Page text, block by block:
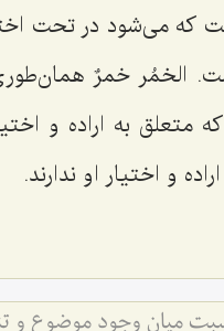
می‌شود در تحت اختیار
الخمُر خمرٌ
متعلق به اراده و
و اختیار او ندارند.
میان وجود موضوع و